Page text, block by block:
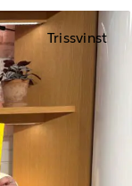
Trissvinst